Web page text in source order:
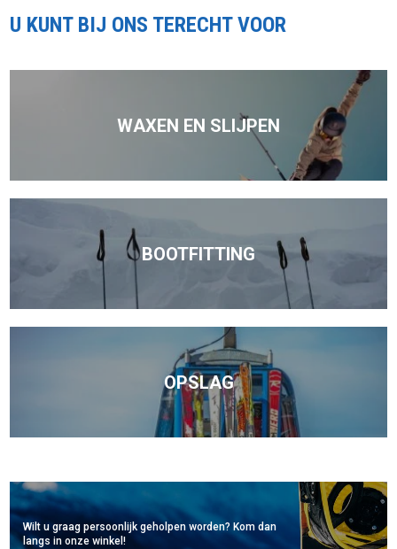
U KUNT BIJ ONS TERECHT VOOR
WAXEN EN SLIJPEN
BOOTFITTING
OPSLAG
Wilt u graag persoonlijk geholpen worden? Kom dan
langs in onze winkel!